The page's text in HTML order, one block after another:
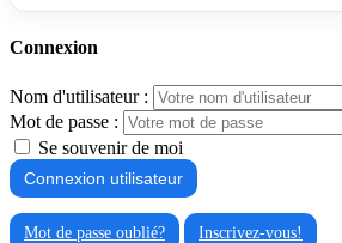
Connexion
Nom d'utilisateur :
Mot de passe :
Se souvenir de moi
Mot de passe oublié? Inscrivez-vous!